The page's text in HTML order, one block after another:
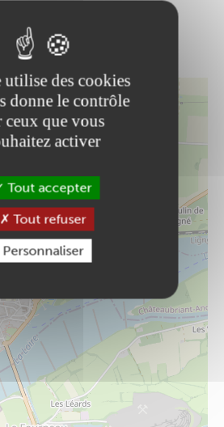
utilise des cookies
donne le contrôle
ceux que vous
activer
Tout accepter
Tout refuser
Personnaliser